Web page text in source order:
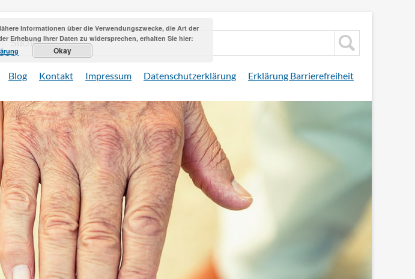
Blog Kontakt Impressum Datenschutzerklärung Erklärung Barrierefreiheit
Informationen über die Verwendungszwecke, die Art der
Erhebung Ihrer Daten zu widersprechen, erhalten Sie hier:
Okay